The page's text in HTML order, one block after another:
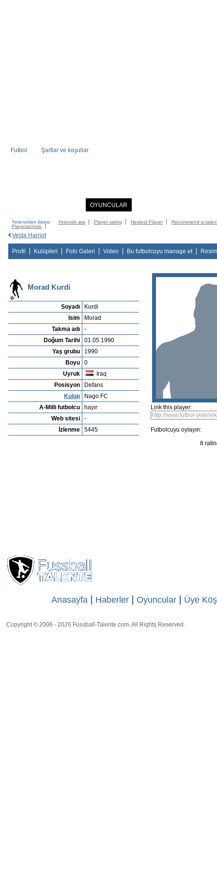
Futbol Şartlar ve koşullar
OYUNCULAR
Yetenekleri listesi Yetenek ara Player rating Newest Player
Recommend a
Playerarchive
Vesta Harriot
Profil Kulüpleri Foto Galeri Video Bu futbolcuyu manage et
Morad Kurdi
Soyadı
Kurdi
Isim
Morad
Takma adı
-
Doğum Tarihi
01.05.1990
Yaş grubu
1990
Boyu
0
Uyruk
Iraq
Posisyon
Defans
Kulüp
Nago FC
A-Milli futbolcu
hayır
Web sitesi
-
İzlenme
5445
Link this player:
Futbolcuyu oylayın:
8
Anasayfa Haberler Oyuncular Üye
Copyright © 2006 - 2026 Fussball-Talente.com. All Rights Reserved.